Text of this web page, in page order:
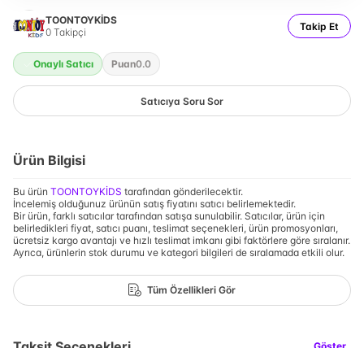
TOONTOYKİDS
0 Takipçi Takip Et
Onaylı Satıcı Puan0.0
Satıcıya Soru Sor
Ürün Bilgisi
Bu ürün TOONTOYKİDS tarafından gönderilecektir.
İncelemiş olduğunuz ürünün satış fiyatını satıcı belirlemektedir.
Bir ürün, farklı satıcılar tarafından satışa sunulabilir. Satıcılar, ürün için
belirledikleri fiyat, satıcı puanı, teslimat seçenekleri, ürün promosyonları,
ücretsiz kargo avantajı ve hızlı teslimat imkanı gibi faktörlere göre sıralanır.
Ayrıca, ürünlerin stok durumu ve kategori bilgileri de sıralamada etkili olur.
Tüm Özellikleri Gör